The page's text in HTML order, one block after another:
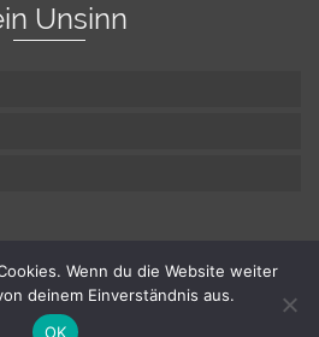
Unsinn
Wenn du die Website weiter
deinem Einverständnis aus.
OK